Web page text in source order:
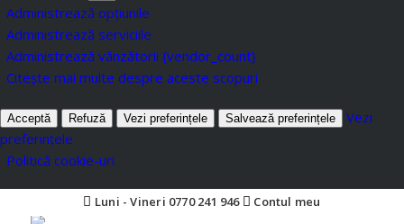
Administrează opțiunile
Administrează serviciile
Administrează vânzătorii {vendor_count}
Citește mai multe despre aceste scopuri
Acceptă Refuză Vezi preferințele Salvează preferințele
Vezi
preferințele
Politică cookie-uri
Luni - Vineri 0770 241 946 Contul meu